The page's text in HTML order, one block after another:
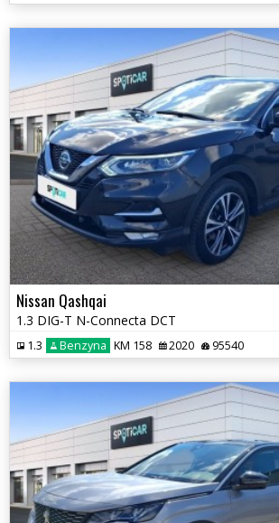
Nissan Qashqai
1.3 DIG-T N-Connecta DCT
1.3 Benzyna KM 158 2020 95540